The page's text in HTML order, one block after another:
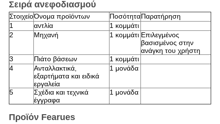
Σειρά ανεφοδιασμού
ΣτοιχείοΌνομα προϊόντων ΠοσότηταΠαρατήρηση
1
αντλία
1 κομμάτι
2
Μηχανή 1 κομμάτι Επιλεγμένος
βασισμένος στην
ανάγκη του χρήστη
3
Πιάτο βάσεων
1 κομμάτι
4
Ανταλλακτικά,
εξαρτήματα και ειδικά
εργαλεία
1 μονάδα
5
Σχέδια και τεχνικά
έγγραφα
1 μονάδα
Προϊόν Fearues